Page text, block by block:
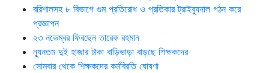
বরিশালসহ ৮ বিভাগে গুম প্রতিরোধ ও প্রতিকার ট্রাইব্যুনাল গঠন করে
প্রজ্ঞাপন
২৩ নভেম্বর ফিরছেন তারেক রহমান
ন্যূনতম দুই হাজার টাকা বাড়িভাড়া বাড়ছে শিক্ষকদের
সোমবার থেকে শিক্ষকদের কর্মবিরতি ঘোষণা